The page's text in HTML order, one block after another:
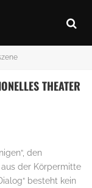
THEATER
den
aus der Körpermitte
besteht kein